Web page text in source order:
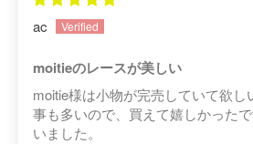
ac
moitieのレースが美しい
moitie様は小物が完売していて欲し
事も多いので、買えて嬉しかった
いました。